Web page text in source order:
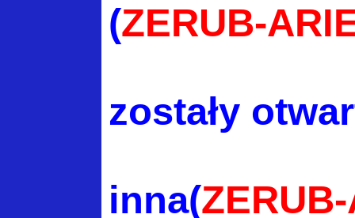
(ZERUB-
zostały
inna(